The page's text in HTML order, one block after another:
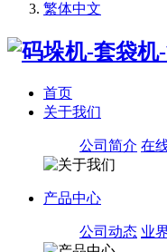
繁体中文
首页
关于我们
公司简介 在
产品中心
公司动态 业